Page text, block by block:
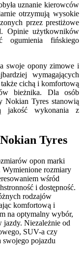
uznanie kierowców
otrzymują wysokie
przez prestiżowe
Opinie użytkowników
ogumienia fińskiego
swoje opony zimowe i
wymagających
cichą i komfortową
bieżnika. Dla osób
Nokian Tyres stanowią
jakość wykonania z
Tyres
opon marki
Wymienione rozmiary
wśród
i dostępność.
rodzajów
komfortową i
na optymalny wybór,
jazdy. Niezależnie od
SUV-a czy
swojego pojazdu